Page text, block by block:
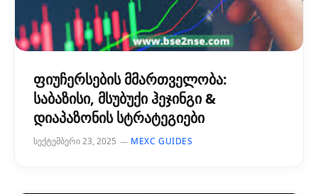
ფიუჩერსების მმართველობა:
საბაზისი, მსუბუქი ჰეჯინგი &
დიაპაზონის სტრატეგიები
სექტემბერი 23, 2025 MEXC GUIDES